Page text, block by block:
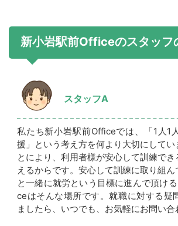
新小岩駅前Officeのスタッフ
スタッフA
私たち新小岩駅前Officeでは、「1人1
援」という考え方を何より大切にしてい
とにより、利用者様が安心して訓練で
えるからです。安心して訓練に取り組ん
と一緒に就労という目標に進んで頂け
ceはそんな場所です。就職に対する疑
ましたら、いつでも、お気軽にお問い合